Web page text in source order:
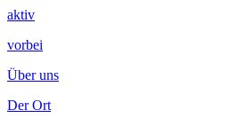
aktiv
vorbei
Über uns
Der Ort